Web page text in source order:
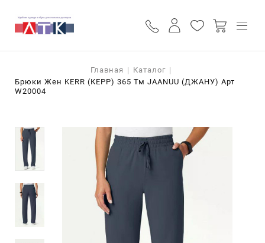
О НАС
СТАТЬИ
+7 (987) 837-49-49
ОБРАТНЫЙ ВЫЗОВ
ПОИСК
Строка навигации
Главная
Каталог
Брюки Жен KERR (КЕРР) 365 Тм JAANUU (ДЖАНУ) Арт
W20004